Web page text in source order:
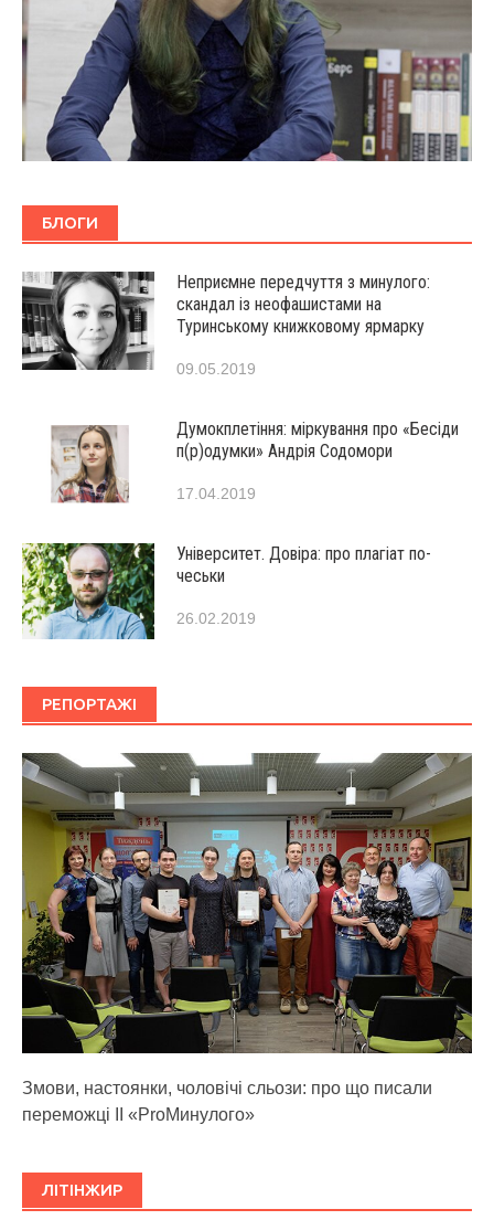
БЛОГИ
Неприємне передчуття з минулого:
скандал із неофашистами на
Туринському книжковому ярмарку
09.05.2019
Думокплетіння: міркування про «Бесіди
п(р)одумки» Андрія Содомори
17.04.2019
Університет. Довіра: про плагіат по-
чеськи
26.02.2019
РЕПОРТАЖІ
Змови, настоянки, чоловічі сльози: про що писали
переможці ІІ «ProМинулого»
ЛІТІНЖИР